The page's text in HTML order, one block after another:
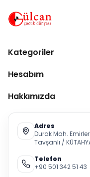
Kategoriler
Hesabım
Hakkımızda
Adres
Durak Mah.
Tavşanlı /
Telefon
+90 501 342 51 43